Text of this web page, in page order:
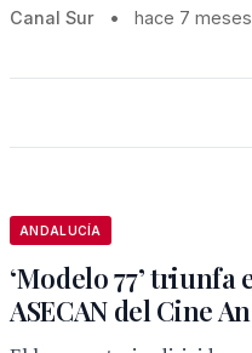
Canal Sur • hace 7 meses
ANDALUCÍA
‘Modelo 77’ triunfa
ASECAN del Cine